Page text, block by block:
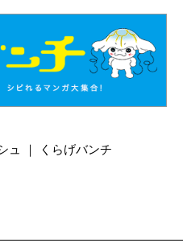
ュ ｜ くらげバンチ